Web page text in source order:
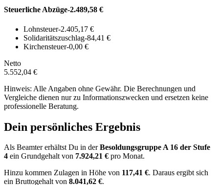
Steuerliche Abzüge-2.489,58 €
Lohnsteuer-2.405,17 €
Solidaritätszuschlag-84,41 €
Kirchensteuer-0,00 €
Netto
5.552,04 €
Hinweis: Alle Angaben ohne Gewähr. Die Berechnungen und
Vergleiche dienen nur zu Informationszwecken und ersetzen keine
professionelle Beratung.
Dein persönliches Ergebnis
Als Beamter erhältst Du in derBesoldungsgruppeA 16 der Stufe
4 ein Grundgehalt von 7.924,21 € pro Monat.
Hinzu kommen Zulagen in Höhe von 117,41 €. Daraus ergibt sich
ein Bruttogehalt von 8.041,62 €.